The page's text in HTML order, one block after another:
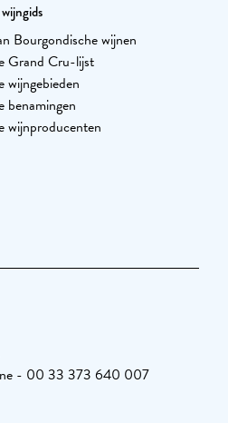
Bourgondische wijnen
Grand Cru-lijst
wijngebieden
benamingen
wijnproducenten
- 00 33 373 640 007